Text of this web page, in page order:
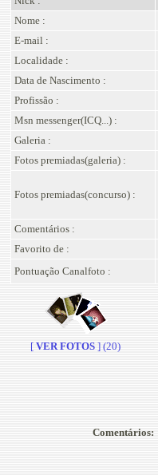
Nome :
E-mail :
Localidade :
Data de Nascimento :
Profissão :
Msn messenger(ICQ...) :
Galeria :
Fotos premiadas(galeria) :
Fotos premiadas(concurso) :
Comentários :
Favorito de :
Pontuação Canalfoto :
[ VER FOTOS ] (20)
Comentários: